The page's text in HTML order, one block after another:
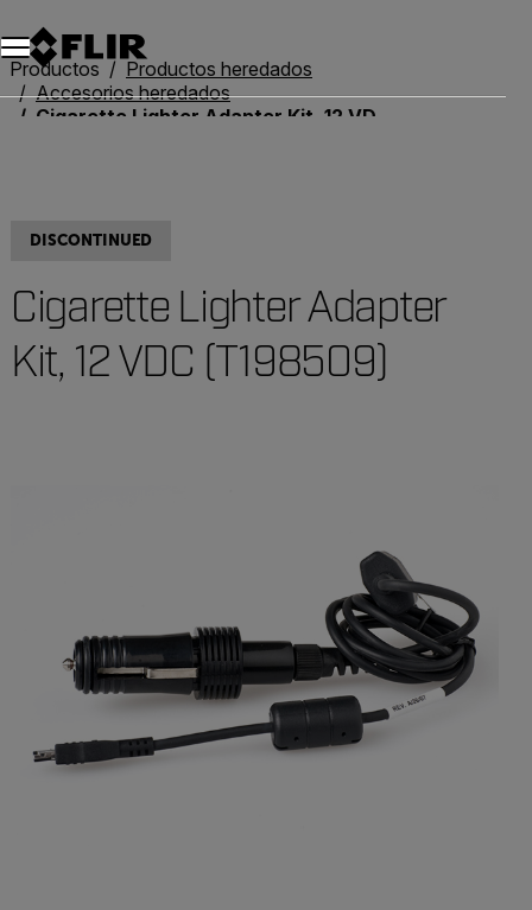
Productos
Productos heredados
Accesorios heredados
Cigarette Lighter Adapter Kit, 12 VDC (T198509)
DISCONTINUED
Cigarette Lighter Adapter
Kit, 12 VDC (T198509)